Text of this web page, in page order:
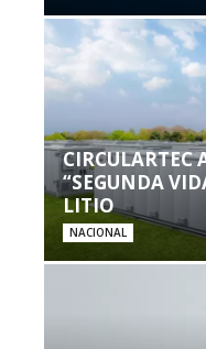
CIRCULARTEC
“SEGUNDA
LITIO
NACIONAL